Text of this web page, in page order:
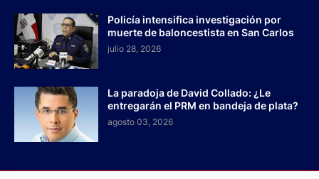
Policía intensifica investigación por
muerte de baloncestista en San Carlos
julio 28, 2026
La paradoja de David Collado: ¿Le
entregarán el PRM en bandeja de plata?
agosto 03, 2026